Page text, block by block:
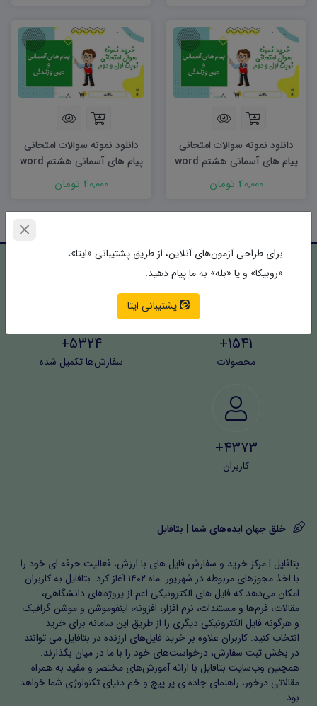
دانلود نمونه سوالات امتحانی
پیام های آسمانی هشتم word
(نوبت دوم) ۱۴۰۳
40,000 تومان
دانلود نمونه سوالات امتحانی
پیام های آسمانی هشتم word
(نوبت اول) ۱۴۰۲
40,000 تومان
1541+
محصولات
5324+
سفارش‌ها تکمیل شده
4373+
کاربران
خلق جهان ایده‌های شما | بتافایل
بتافایل | مرکز خرید و سفارش فایل های با ارزش، فعالیت حرفه ای خود را
با اخذ مجوزهای مربوطه در شهریور ماه ۱۴۰۲ آغاز کرد. بتافایل به کاربران
امکان می‌دهد که فایل های الکترونیکی اعم از پروژه‌های دانشگاهی،
مقالات، فرم‌ها و مستندات، نرم افزار، افزونه، اینفوموشن و موشن گرافیک
و هرگونه فایل الکترونیکی دیگری را از طریق این سامانه برای خرید
انتخاب کنید. کاربران علاوه بر خرید فایل‌های ارزنده در بتافایل می توانند
در بخش ثبت سفارش، درخواست‌های خود را با ما در میان بگذارند.
همچنین وب‌سایت بتافایل با ارائه آموزش‌های مختصر و مفید به همراه
مقالاتی درخور، راهنمای جاده ی پر پیچ و خم دنیای تکنولوژی شما خواهد
بود.
برای طراحی آزمون‌های آنلاین، از طریق پشتیبانی «ایتا»،
«روبیکا» و یا «بله» به ما پیام دهید.
پشتیبانی ایتا